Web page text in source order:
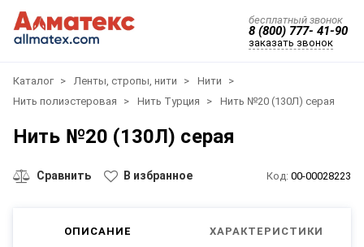
бесплатный звонок
8 (800) 777- 41-90
заказать звонок
Каталог Ленты, стропы, нити
Нити
Нить полиэстеровая
Нить Турция Нить №20 (130Л) серая
Нить №20 (130Л) серая
Сравнить В избранное Код: 00-00028223
ОПИСАНИЕ ХАРАКТЕРИСТИКИ